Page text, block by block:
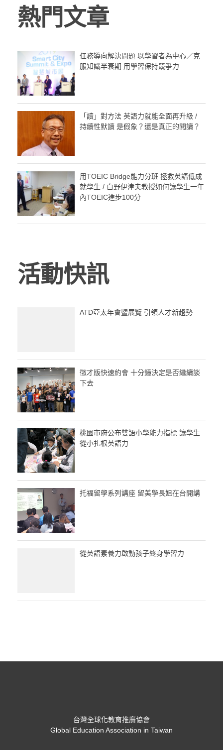
熱門文章
任務導向解決問題 以學習者為中心／克
服知識半衰期 用學習保持競爭力
「讀」對方法 英語力就能全面再升級 /
持續性默讀 是假象？還是真正的閱讀？
用TOEIC Bridge能力分班 拯救英語低成
就學生 / 白野伊津夫教授如何讓學生一年
內TOEIC進步100分
活動快訊
ATD亞太年會暨展覽 引領人才新趨勢
徵才版快速約會 十分鐘決定是否繼續談
下去
桃園市府公布雙語小學能力指標 讓學生
從小扎根英語力
托福留學系列講座 留美學長姐在台開講
從英語素養力啟動孩子終身學習力
台灣全球化教育推廣協會
Global Education Association in Taiwan